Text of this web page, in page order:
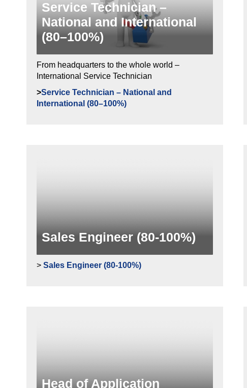
Service Technician –
National and International
(80–100%)
From headquarters to the whole world –
International Service Technician
>Service Technician – National and
International (80–100%)
Sales Engineer (80-100%)
> Sales Engineer (80-100%)
Head of Application